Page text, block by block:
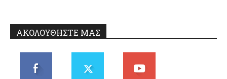
ΑΚΟΛΟΥΘΗΣΤΕ ΜΑΣ